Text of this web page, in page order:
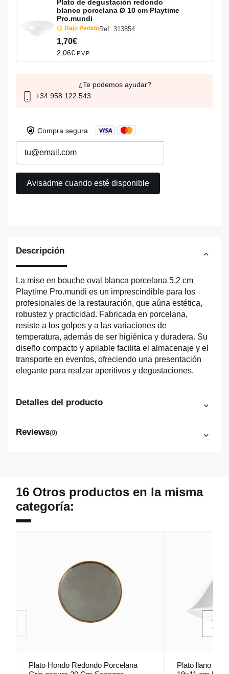
Descripción
La mise en bouche oval blanca porcelana 5,2 cm
Playtime Pro.mundi es un imprescindible para los
profesionales de la restauración, que aúna estética,
robustez y practicidad. Fabricada en porcelana,
resiste a los golpes y a las variaciones de
temperatura, además de ser higiénica y duradera. Su
diseño compacto y apilable facilita el almacenaje y el
transporte en eventos, ofreciendo una presentación
elegante para realzar aperitivos y degustaciones.
Detalles del producto
Reviews(0)
Plato de degustación redondo
blanco porcelana Ø 10 cm Playtime
Pro.mundi
Bajo PedidoRef: 313854
1,70€
2,06€ P.V.P.
¿Te podemos ayudar?
+34 958 122 543
Compra segura
16 Otros productos en la misma
categoría:
Plato Hondo Redondo Porcelana
Plato llano